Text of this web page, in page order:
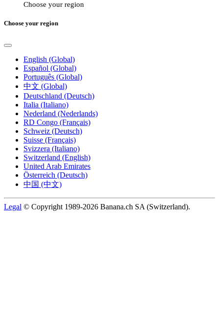
Choose your region
Choose your region
English (Global)
Español (Global)
Português (Global)
中文 (Global)
Deutschland (Deutsch)
Italia (Italiano)
Nederland (Nederlands)
RD Congo (Français)
Schweiz (Deutsch)
Suisse (Français)
Svizzera (Italiano)
Switzerland (English)
United Arab Emirates
Österreich (Deutsch)
中国 (中文)
Legal © Copyright 1989-2026 Banana.ch SA (Switzerland).